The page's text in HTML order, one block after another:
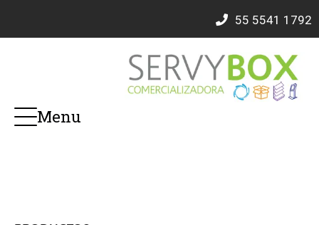
55 5541 1792
Menu